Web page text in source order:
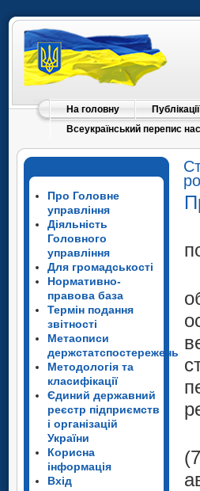
На головну Публікації
Всеукраїнський перепис
Про Головне
управління
Діяльність
Головного
управління
Для громадськості
Нормативно-
правова база
Термін подання
звітності
Метаописи
держстатспостережень
Методологія та
класифікації
Єдиний державний
реєстр підприємств
і організацій
України
Корисна
інформація
Вхід